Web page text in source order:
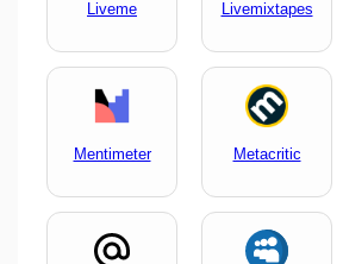
Liveme Livemixtapes
Mentimeter Metacritic